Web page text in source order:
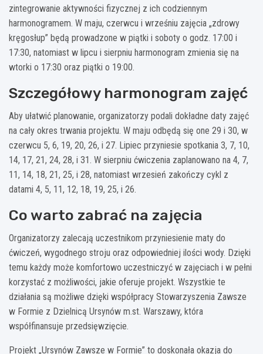
zintegrowanie aktywności fizycznej z ich codziennym
harmonogramem. W maju, czerwcu i wrześniu zajęcia „zdrowy
kręgosłup” będą prowadzone w piątki i soboty o godz. 17:00 i
17:30, natomiast w lipcu i sierpniu harmonogram zmienia się na
wtorki o 17:30 oraz piątki o 19:00.
Szczegółowy harmonogram zajęć
Aby ułatwić planowanie, organizatorzy podali dokładne daty zajęć
na cały okres trwania projektu. W maju odbędą się one 29 i 30, w
czerwcu 5, 6, 19, 20, 26, i 27. Lipiec przyniesie spotkania 3, 7, 10,
14, 17, 21, 24, 28, i 31. W sierpniu ćwiczenia zaplanowano na 4, 7,
11, 14, 18, 21, 25, i 28, natomiast wrzesień zakończy cykl z
datami 4, 5, 11, 12, 18, 19, 25, i 26.
Co warto zabrać na zajęcia
Organizatorzy zalecają uczestnikom przyniesienie maty do
ćwiczeń, wygodnego stroju oraz odpowiedniej ilości wody. Dzięki
temu każdy może komfortowo uczestniczyć w zajęciach i w pełni
korzystać z możliwości, jakie oferuje projekt. Wszystkie te
działania są możliwe dzięki współpracy Stowarzyszenia Zawsze
w Formie z Dzielnicą Ursynów m.st. Warszawy, która
współfinansuje przedsięwzięcie.
Projekt „Ursynów Zawsze w Formie” to doskonała okazja do